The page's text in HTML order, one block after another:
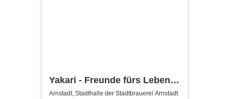
Yakari - Freunde fürs Leben -
Das Musical für die ganze
Arnstadt, Stadthalle der Stadtbrauerei Arnstadt